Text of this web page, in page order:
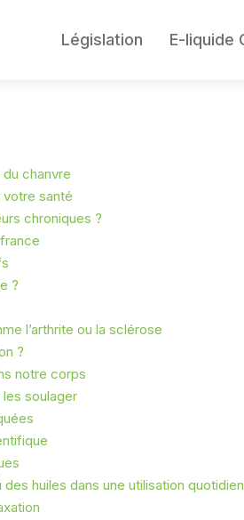
Législation E-liquide
chanvre
votre santé
chroniques ?
?
l’arthrite ou la sclérose
?
notre corps
soulager
huiles dans une utilisation